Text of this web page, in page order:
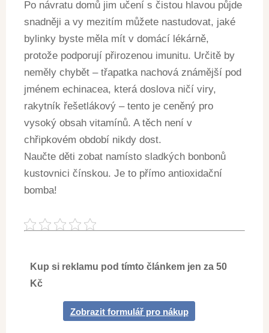
Po návratu domů jim učení s čistou hlavou půjde
snadněji a vy mezitím můžete nastudovat, jaké
bylinky byste měla mít v domácí lékárně,
protože podporují přirozenou imunitu. Určitě by
neměly chybět – třapatka nachová známější pod
jménem echinacea, která doslova ničí viry,
rakytník řešetlákový – tento je ceněný pro
vysoký obsah vitamínů. A těch není v
chřipkovém období nikdy dost.
Naučte děti zobat namísto sladkých bonbonů
kustovnici čínskou. Je to přímo antioxidační
bomba!
Kup si reklamu pod tímto článkem jen za 50
Kč
Zobrazit formulář pro nákup